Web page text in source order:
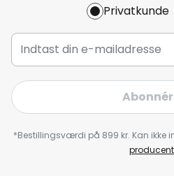
Privatkunde
*Bestillingsværdi på 899 kr. Kan ikke